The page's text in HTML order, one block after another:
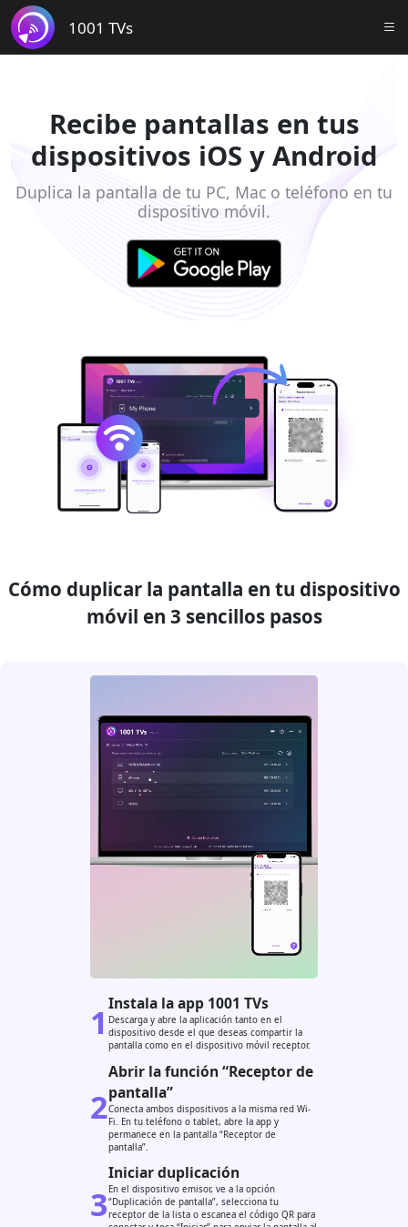
1001 TVs
Recibe pantallas en tus
dispositivos iOS y Android
Duplica la pantalla de tu PC, Mac o teléfono en tu
dispositivo móvil.
Cómo duplicar la pantalla en tu dispositivo
móvil en 3 sencillos pasos
1 Instala la app 1001 TVs
Descarga y abre la aplicación tanto en el
dispositivo desde el que deseas compartir la
pantalla como en el dispositivo móvil receptor.
2
Abrir la función “Receptor de
pantalla”
Conecta ambos dispositivos a la misma red Wi-
Fi. En tu teléfono o tablet, abre la app y
permanece en la pantalla “Receptor de
pantalla”.
3
Iniciar duplicación
En el dispositivo emisor, ve a la opción
“Duplicación de pantalla”, selecciona tu
receptor de la lista o escanea el código QR para